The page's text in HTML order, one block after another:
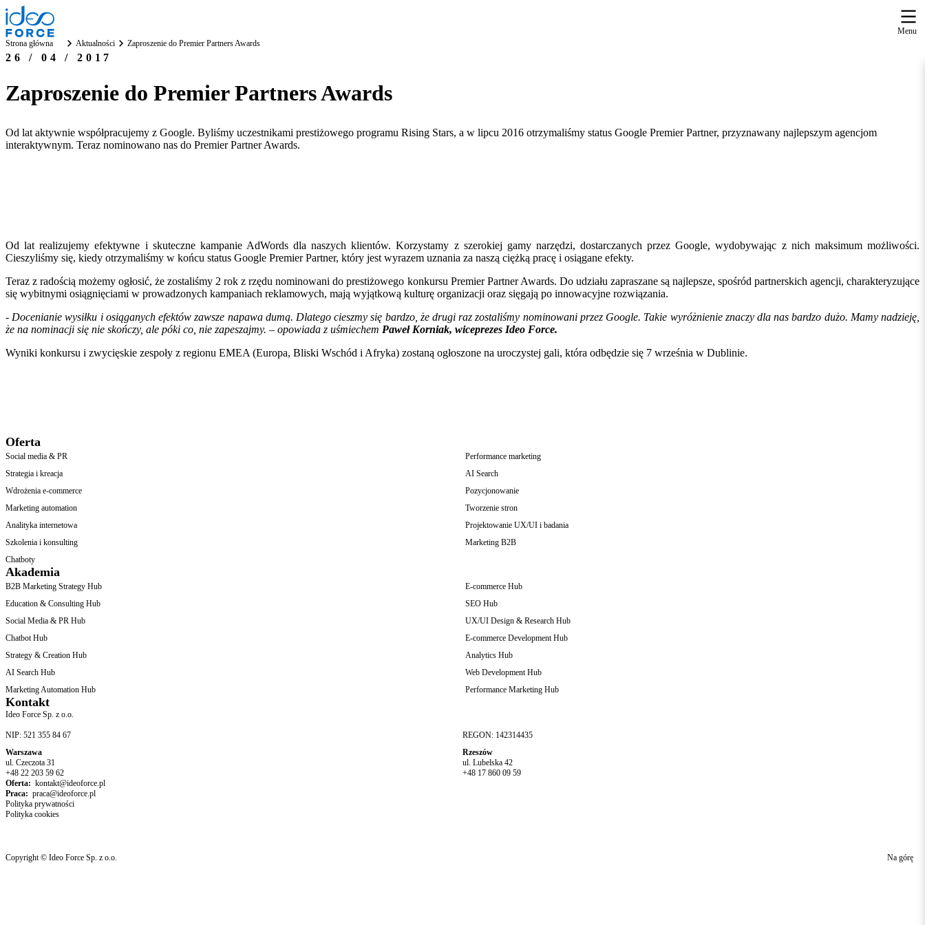
Menu
Strona główna
Aktualności Zaproszenie do Premier Partners Awards
26 / 04 / 2017
Zaproszenie do Premier Partners Awards
Od lat aktywnie współpracujemy z Google. Byliśmy uczestnikami prestiżowego programu Rising Stars, a w lipcu 2016 otrzymaliśmy status Google Premier Partner, przyznawany najlepszym agencjom
interaktywnym. Teraz nominowano nas do Premier Partner Awards.
Od lat realizujemy efektywne i skuteczne kampanie AdWords dla naszych klientów. Korzystamy z szerokiej gamy narzędzi, dostarczanych przez Google, wydobywając z nich maksimum możliwości.
Cieszyliśmy się, kiedy otrzymaliśmy w końcu status Google Premier Partner, który jest wyrazem uznania za naszą ciężką pracę i osiągane efekty.
Teraz z radością możemy ogłosić, że zostaliśmy 2 rok z rzędu nominowani do prestiżowego konkursu Premier Partner Awards. Do udziału zapraszane są najlepsze, spośród partnerskich agencji, charakteryzujące
się wybitnymi osiągnięciami w prowadzonych kampaniach reklamowych, mają wyjątkową kulturę organizacji oraz sięgają po innowacyjne rozwiązania.
- Docenianie wysiłku i osiąganych efektów zawsze napawa dumą. Dlatego cieszmy się bardzo, że drugi raz zostaliśmy nominowani przez Google. Takie wyróżnienie znaczy dla nas bardzo dużo. Mamy nadzieję,
że na nominacji się nie skończy, ale póki co, nie zapeszajmy. – opowiada z uśmiechem Paweł Korniak, wiceprezes Ideo Force.
Wyniki konkursu i zwycięskie zespoły z regionu EMEA (Europa, Bliski Wschód i Afryka) zostaną ogłoszone na uroczystej gali, która odbędzie się 7 września w Dublinie.
Oferta
Social media & PR
Performance marketing
Strategia i kreacja
AI Search
Wdrożenia e-commerce
Pozycjonowanie
Marketing automation
Tworzenie stron
Analityka internetowa
Projektowanie UX/UI i badania
Szkolenia i konsulting
Marketing B2B
Chatboty
Akademia
B2B Marketing Strategy Hub
E-commerce Hub
Education & Consulting Hub
SEO Hub
Social Media & PR Hub
UX/UI Design & Research Hub
Chatbot Hub
E-commerce Development Hub
Strategy & Creation Hub
Analytics Hub
AI Search Hub
Web Development Hub
Marketing Automation Hub
Performance Marketing Hub
Kontakt
Ideo Force Sp. z o.o.
NIP: 521 355 84 67
REGON: 142314435
Warszawa
ul. Czeczota 31
+48 22 203 59 62
Rzeszów
ul. Lubelska 42
+48 17 860 09 59
Oferta: kontakt@ideoforce.pl
Praca: praca@ideoforce.pl
Polityka prywatności
Polityka cookies
Copyright © Ideo Force Sp. z o.o. Na górę